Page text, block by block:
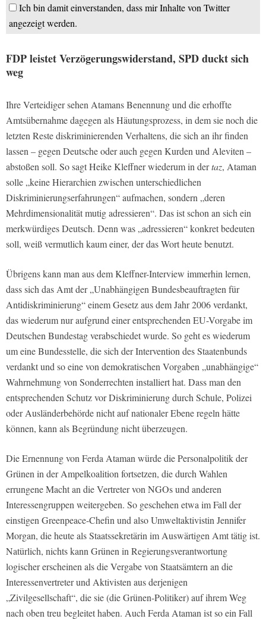
Ich bin damit einverstanden, dass mir Inhalte von Twitter
angezeigt werden.
FDP leistet Verzögerungswiderstand, SPD duckt sich
weg
Ihre Verteidiger sehen Atamans Benennung und die erhoffte
Amtsübernahme dagegen als Häutungsprozess, in dem sie noch die
letzten Reste diskriminierenden Verhaltens, die sich an ihr finden
lassen – gegen Deutsche oder auch gegen Kurden und Aleviten –
abstoßen soll. So sagt Heike Kleffner wiederum in dertaz, Ataman
solle „keine Hierarchien zwischen unterschiedlichen
Diskriminierungserfahrungen“ aufmachen, sondern „deren
Mehrdimensionalität mutig adressieren“. Das ist schon an sich ein
merkwürdiges Deutsch. Denn was „adressieren“ konkret bedeuten
soll, weiß vermutlich kaum einer, der das Wort heute benutzt.
Übrigens kann man aus dem Kleffner-Interview immerhin lernen,
dass sich das Amt der „Unabhängigen Bundesbeauftragten für
Antidiskriminierung“ einem Gesetz aus dem Jahr 2006 verdankt,
das wiederum nur aufgrund einer entsprechenden EU-Vorgabe im
Deutschen Bundestag verabschiedet wurde. So geht es wiederum
um eine Bundesstelle, die sich der Intervention des Staatenbunds
verdankt und so eine von demokratischen Vorgaben „unabhängige“
Wahrnehmung von Sonderrechten installiert hat. Dass man den
entsprechenden Schutz vor Diskriminierung durch Schule, Polizei
oder Ausländerbehörde nicht auf nationaler Ebene regeln hätte
können, kann als Begründung nicht überzeugen.
Die Ernennung von Ferda Ataman würde die Personalpolitik der
Grünen in der Ampelkoalition fortsetzen, die durch Wahlen
errungene Macht an die Vertreter von NGOs und anderen
Interessengruppen weitergeben. So geschehen etwa im Fall der
einstigen Greenpeace-Chefin und also Umweltaktivistin Jennifer
Morgan, die heute als Staatssekretärin im Auswärtigen Amt tätig ist.
Natürlich, nichts kann Grünen in Regierungsverantwortung
logischer erscheinen als die Vergabe von Staatsämtern an die
Interessenvertreter und Aktivisten aus derjenigen
„Zivilgesellschaft“, die sie (die Grünen-Politiker) auf ihrem Weg
nach oben treu begleitet haben. Auch Ferda Ataman ist so ein Fall